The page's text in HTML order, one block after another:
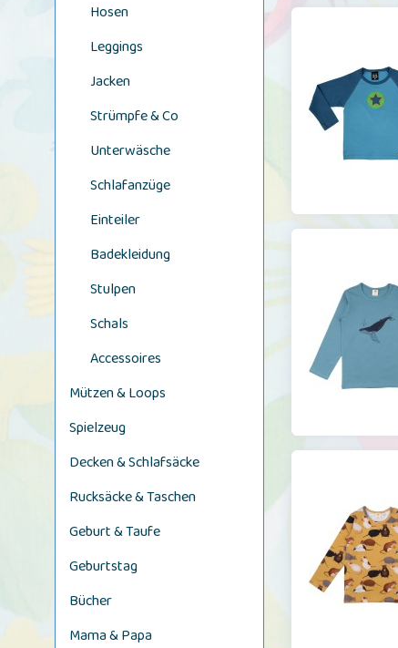
Hosen
Leggings
Jacken
Strümpfe & Co
Unterwäsche
Schlafanzüge
Einteiler
Badekleidung
Stulpen
Schals
Accessoires
Mützen & Loops
Spielzeug
Decken & Schlafsäcke
Rucksäcke & Taschen
Geburt & Taufe
Geburtstag
Bücher
Mama & Papa